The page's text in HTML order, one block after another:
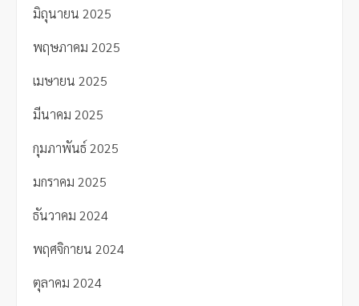
มิถุนายน 2025
พฤษภาคม 2025
เมษายน 2025
มีนาคม 2025
กุมภาพันธ์ 2025
มกราคม 2025
ธันวาคม 2024
พฤศจิกายน 2024
ตุลาคม 2024